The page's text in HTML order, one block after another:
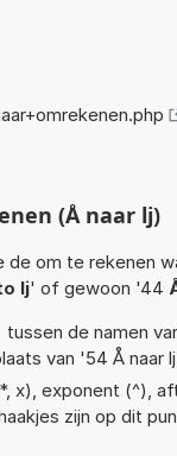
(Å naar lj)
de om te rekenen
lj' of gewoon '44
de namen
van '54 Å naar
x), exponent (^),
zijn op dit